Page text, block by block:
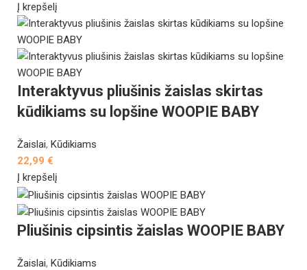
Į krepšelį
Interaktyvus pliušinis žaislas skirtas
kūdikiams su lopšine WOOPIE BABY
Žaislai, Kūdikiams
22,99 €
Į krepšelį
Pliušinis cipsintis žaislas WOOPIE BABY
Žaislai, Kūdikiams